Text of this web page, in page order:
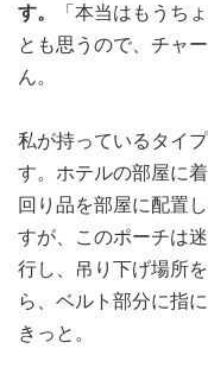
す。
「本当はもうち
とも思うので、チャ
ん。
私が持っているタイ
す。ホテルの部屋に
回り品を部屋に配置
すが、このポーチは
行し、吊り下げ場所
ら、ベルト部分に指
きっと。